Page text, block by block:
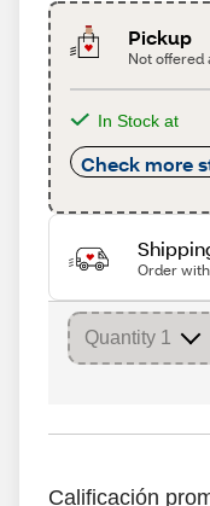
Pickup
Not offered
In Stock at
Check more
Order
Calificación